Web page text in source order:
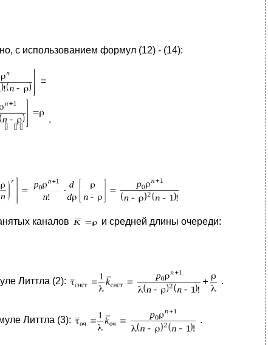
с использованием формул (12) - (14):
=
.
каналов и средней длины очереди:
Литтла (2): .
Литтла (3): .